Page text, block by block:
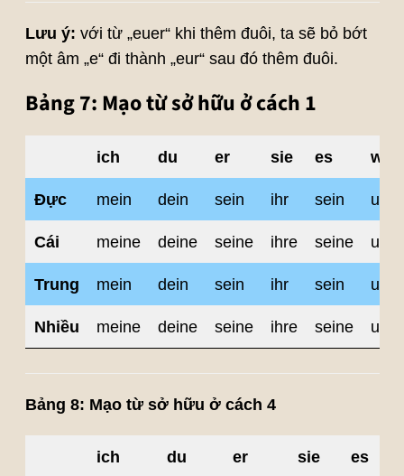
Lưu ý: với từ „euer“ khi thêm đuôi, ta sẽ bỏ bớt
một âm „e“ đi thành „eur“ sau đó thêm đuôi.
Bảng 7: Mạo từ sở hữu ở cách 1
ich du er sie es wir
Đực mein dein sein ihr sein
Cái meine deine seine ihre seine
Trung mein dein sein ihr sein
Nhiều meine deine seine ihre seine
Bảng 8: Mạo từ sở hữu ở cách 4
ich du er sie es